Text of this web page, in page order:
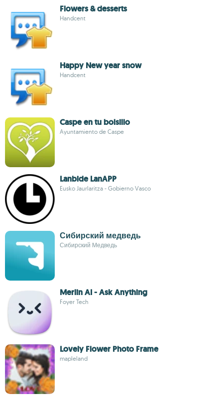
Flowers & desserts
Handcent
Happy New year snow
Handcent
Caspe en tu bolsillo
Ayuntamiento de Caspe
Lanbide LanAPP
Eusko Jaurlaritza - Gobierno Vasco
Сибирский медведь
Сибирский Медведь
Merlin AI - Ask Anything
Foyer Tech
Lovely Flower Photo Frame
mapleland